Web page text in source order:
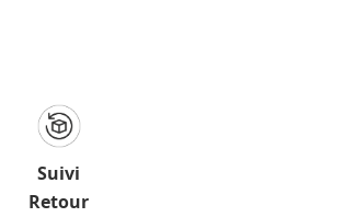
Suivi
Retour